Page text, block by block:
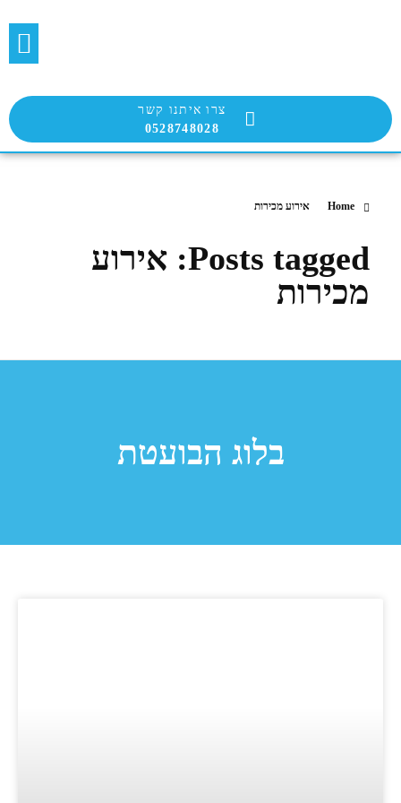
צרו איתנו קשר
0528748028
Home אירוע מכירות
Posts tagged: אירוע
מכירות
בלוג הבועטת